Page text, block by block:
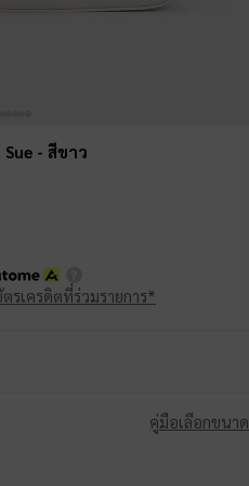
- สีขาว
รเครดิตที่ร่วมรายการ*
คู่มือเลือกขนาด